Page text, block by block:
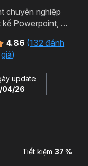
chuyên nghiệp
Powerpoint, với
và kỹ năng sử
500+ Slide
4.86 (132 đánh
giá)
update
04/26
Tiết kiệm 37 %